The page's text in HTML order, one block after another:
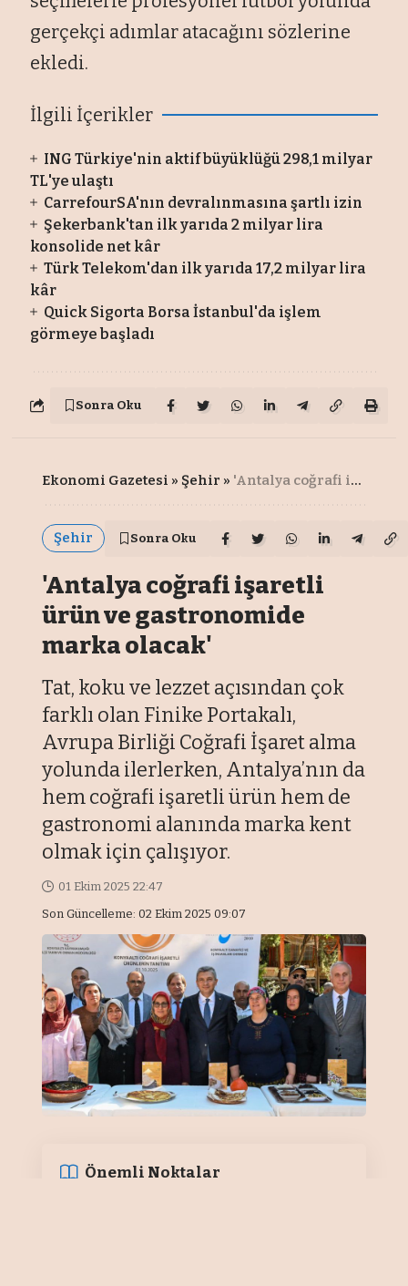
gerçekçi adımlar atacağını sözlerine
ekledi.
İlgili İçerikler
ING Türkiye'nin aktif büyüklüğü 298,1 milyar
TL'ye ulaştı
CarrefourSA'nın devralınmasına şartlı izin
Şekerbank'tan ilk yarıda 2 milyar lira
konsolide net kâr
Türk Telekom'dan ilk yarıda 17,2 milyar lira
kâr
Quick Sigorta Borsa İstanbul'da işlem
görmeye başladı
Sonra Oku
Ekonomi Gazetesi » Şehir » 'Antalya coğrafi işaretli ürün ve gastronomide marka olacak'
Şehir Sonra Oku
'Antalya coğrafi işaretli
ürün ve gastronomide
marka olacak'
Tat, koku ve lezzet açısından çok
farklı olan Finike Portakalı,
Avrupa Birliği Coğrafi İşaret alma
yolunda ilerlerken, Antalya’nın da
hem coğrafi işaretli ürün hem de
gastronomi alanında marka kent
olmak için çalışıyor.
Son Güncelleme: 02 Ekim 2025 09:07
01 Ekim 2025 22:47
Önemli Noktalar